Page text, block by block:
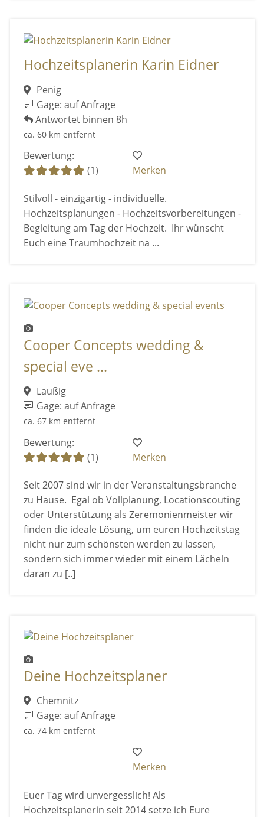
Hochzeitsplanerin Karin Eidner
Penig
Gage: auf Anfrage
Antwortet binnen 8h
ca. 60 km entfernt
Bewertung:
(1)
Merken
Stilvoll - einzigartig - individuelle.
Hochzeitsplanungen - Hochzeitsvorbereitungen -
Begleitung am Tag der Hochzeit. Ihr wünscht
Euch eine Traumhochzeit na ...
Cooper Concepts wedding &
special eve ...
Laußig
Gage: auf Anfrage
ca. 67 km entfernt
Bewertung:
(1)
Merken
Seit 2007 sind wir in der Veranstaltungsbranche
zu Hause. Egal ob Vollplanung, Locationscouting
oder Unterstützung als Zeremonienmeister wir
finden die ideale Lösung, um euren Hochzeitstag
nicht nur zum schönsten werden zu lassen,
sondern sich immer wieder mit einem Lächeln
daran zu [..]
Deine Hochzeitsplaner
Chemnitz
Gage: auf Anfrage
ca. 74 km entfernt
Merken
Euer Tag wird unvergesslich! Als
Hochzeitsplanerin seit 2014 setze ich Eure